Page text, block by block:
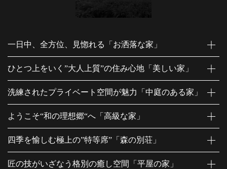
一日中、全方位、見惚れる「お洒落な家」
ひとつ上をいく”大人上質”の住み心地「美しい家」
洗練されたプライベート空間が魅力「中庭のある家」
ようこそ“和の理想郷“へ「高級な家」
四季を愉しむ極上の”特等席”「森の別荘」
匠の技がいざなう格別の癒し空間「平屋の家」